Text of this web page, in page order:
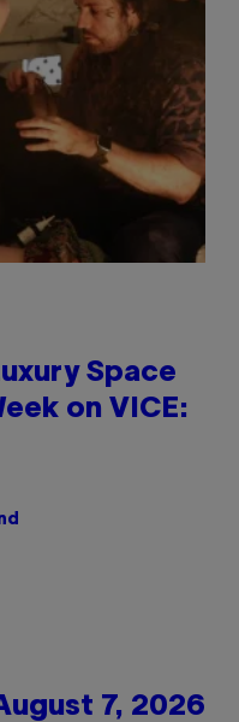
Space
on VICE:
7, 2026